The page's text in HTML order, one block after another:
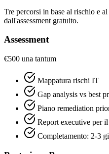
Tre percorsi in base al rischio e
dall'assessment gratuito.
Assessment
€500 una tantum
Mappatura rischi IT
Gap analysis vs best
Piano remediation
Report executive per
Completamento: 2-3